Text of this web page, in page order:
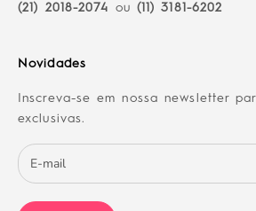
(21) 2018-2074
ou (11) 3181-6202
Novidades
Inscreva-se em nossa newsletter
exclusivas.